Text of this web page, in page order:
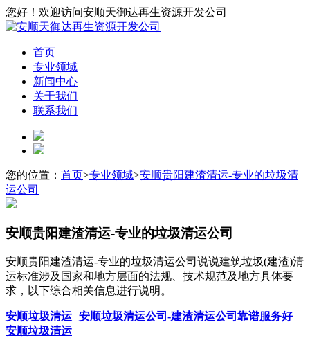
您好！欢迎访问安顺天御达再生资源开发公司
首页
专业领域
新闻中心
关于我们
联系我们
您的位置： 首页>专业领域>安顺贵阳建渣清运-专业的垃圾清
运公司
安顺贵阳建渣清运-专业的垃圾清运公司
安顺贵阳建渣清运-专业的垃圾清运公司说说建筑垃圾(建渣)清
运标准涉及国家和地方层面的法规、技术规范及地方具体要
求，以下综合相关信息进行说明。
安顺垃圾清运 安顺垃圾清运公司-建渣清运公司靠谱服务好
安顺垃圾清运